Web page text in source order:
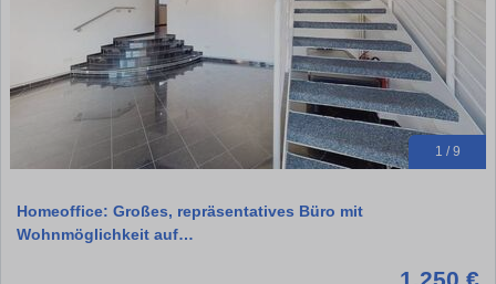
1 / 9
Homeoffice: Großes, repräsentatives Büro mit
Wohnmöglichkeit auf…